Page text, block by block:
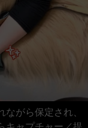
がら保定され、